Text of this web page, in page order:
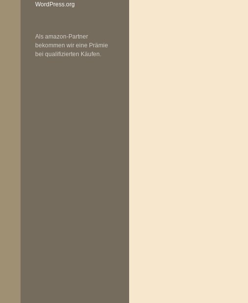
WordPress.org
Als amazon-Partner
bekommen wir eine Prämie
bei qualifizierten Käufen.